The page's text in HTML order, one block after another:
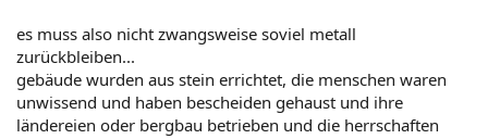
es muss also nicht zwangsweise soviel metall
zurückbleiben...
gebäude wurden aus stein errichtet, die menschen waren
unwissend und haben bescheiden gehaust und ihre
ländereien oder bergbau betrieben und die herrschaften